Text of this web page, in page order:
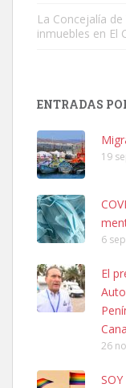
Leales.org » Gran
SHIBA PERDIDO
PERRO MACHO
06/07/2025 ZONA
Leales.org » Gran
La Concejalía
inmuebles en El
ENTRADAS
19
6
El
26